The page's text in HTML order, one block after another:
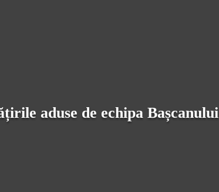
aduse de echipa Bașcanului